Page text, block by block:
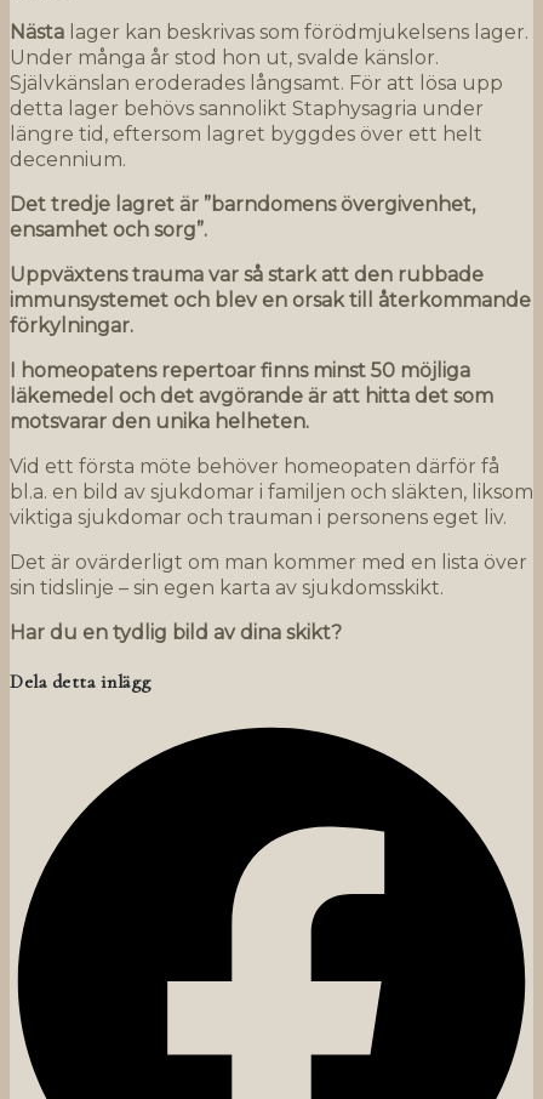
Nästa lager kan beskrivas som förödmjukelsens lager.
Under många år stod hon ut, svalde känslor.
Självkänslan eroderades långsamt. För att lösa upp
detta lager behövs sannolikt Staphysagria under
längre tid, eftersom lagret byggdes över ett helt
decennium.
Det tredje lagret är ”barndomens övergivenhet,
ensamhet och sorg”.
Uppväxtens trauma var så stark att den rubbade
immunsystemet och blev en orsakti återkommande
förkyl ningar.
I homeopatens repertoar finns minst 50 möjliga
läkemede och det avgörande är att hitta det som
motsvarar den unika he lheten.
Vid ett första möte behöver homeopaten därför få
bl.a. en bild av sjukdomar i familjen och släkten, liksom
viktiga sjukdomar och trauman i personens eget liv.
Det är ovärderligt om man kommer med en lista över
sin tidslinje – sin egen karta av sjukdomsskikt.
Har du en tydlig bil d avdina skikt?
Dela detta inlägg